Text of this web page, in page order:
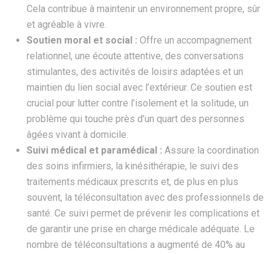
Cela contribue à maintenir un environnement propre, sûr
et agréable à vivre.
Soutien moral et social : Offre un accompagnement
relationnel, une écoute attentive, des conversations
stimulantes, des activités de loisirs adaptées et un
maintien du lien social avec l’extérieur. Ce soutien est
crucial pour lutter contre l’isolement et la solitude, un
problème qui touche près d’un quart des personnes
âgées vivant à domicile.
Suivi médical et paramédical : Assure la coordination
des soins infirmiers, la kinésithérapie, le suivi des
traitements médicaux prescrits et, de plus en plus
souvent, la téléconsultation avec des professionnels de
santé. Ce suivi permet de prévenir les complications et
de garantir une prise en charge médicale adéquate. Le
nombre de téléconsultations a augmenté de 40% au